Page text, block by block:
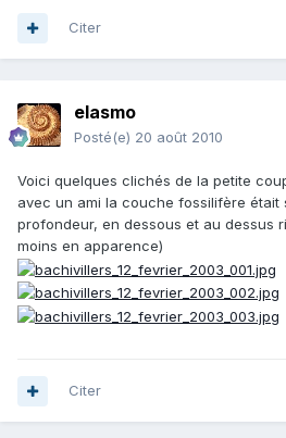
Citer
elasmo
Posté(e) 20 août 2010
Voici quelques clichés de la petite
avec un ami la couche fossilifère était
profondeur, en dessous et au dessus
moins en apparence)
Citer